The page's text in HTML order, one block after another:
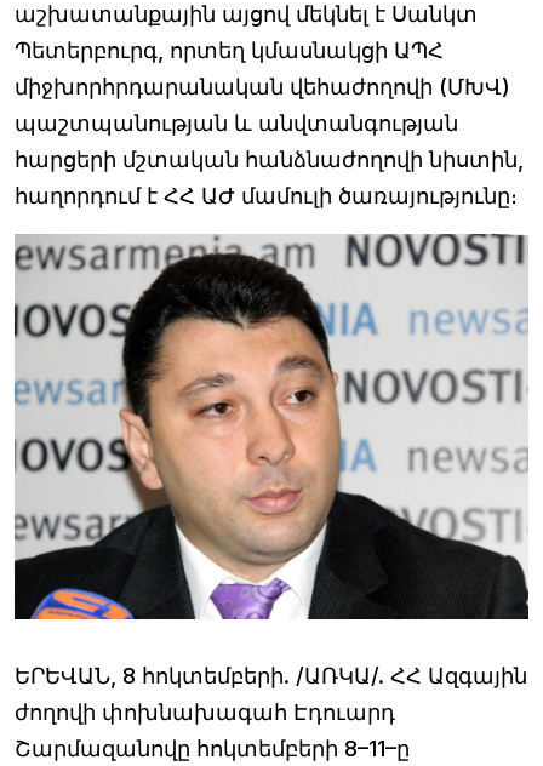
աշխատանքային այցով մեկնել է Սանկտ
Պետերբուրգ, որտեղ կմասնակցի ԱՊՀ
միջխորհրդարանական վեհաժողովի (ՄԽՎ)
պաշտպանության և անվտանգության
հարցերի մշտական հանձնաժողովի նիստին,
հաղորդում է ՀՀ ԱԺ մամուլի ծառայությունը։
ԵՐԵՎԱՆ, 8 հոկտեմբերի. /ԱՌԿԱ/. ՀՀ Ազգային
ժողովի փոխնախագահ Էդուարդ
Շարմազանովը հոկտեմբերի 8–11–ը